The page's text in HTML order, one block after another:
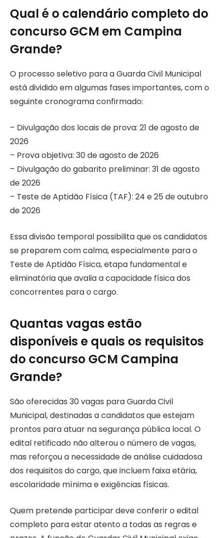
Qual é o calendário completo do
concurso GCM em Campina
Grande?
O processo seletivo para a Guarda Civil Municipal
está dividido em algumas fases importantes, com o
seguinte cronograma confirmado:
– Divulgação dos locais de prova: 21 de agosto de
2026
– Prova objetiva: 30 de agosto de 2026
– Divulgação do gabarito preliminar: 31 de agosto
de 2026
– Teste de Aptidão Física (TAF): 24 e 25 de outubro
de 2026
Essa divisão temporal possibilita que os candidatos
se preparem com calma, especialmente para o
Teste de Aptidão Física, etapa fundamental e
eliminatória que avalia a capacidade física dos
concorrentes para o cargo.
Quantas vagas estão
disponíveis e quais os requisitos
do concurso GCM Campina
Grande?
São oferecidas 30 vagas para Guarda Civil
Municipal, destinadas a candidatos que estejam
prontos para atuar na segurança pública local. O
edital retificado não alterou o número de vagas,
mas reforçou a necessidade de análise cuidadosa
dos requisitos do cargo, que incluem faixa etária,
escolaridade mínima e exigências físicas.
Quem pretende participar deve conferir o edital
completo para estar atento a todas as regras e